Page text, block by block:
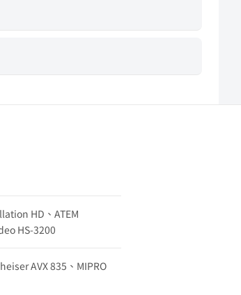
HD、ATEM
HS-3200
AVX 835、MIPRO